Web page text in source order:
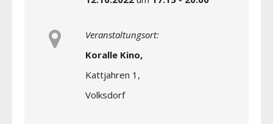
Veranstaltungsort:
Koralle Kino,
Kattjahren 1,
Volksdorf